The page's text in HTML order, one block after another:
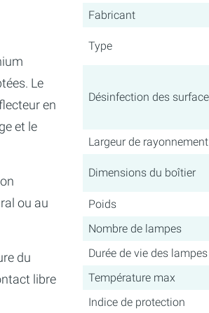
Le
en
et le
ou au
du
libre
Fabricant
Type
Désinfection des
Largeur de rayonnement
Dimensions du boîtier
Poids
Nombre de lampes
Durée de vie des lampes
Température max
Indice de protection